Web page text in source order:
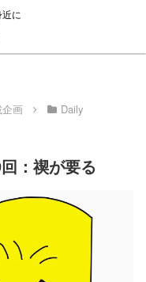
に
画
Daily
：禊が要る